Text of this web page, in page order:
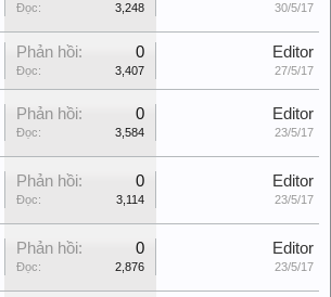
Đọc: 3,248 30/5/17
Phản hồi: 0
Đọc: 3,407
Editor
27/5/17
Phản hồi: 0
Đọc: 3,584
Editor
23/5/17
Phản hồi: 0
Đọc: 3,114
Editor
23/5/17
Phản hồi: 0
Đọc: 2,876
Editor
23/5/17